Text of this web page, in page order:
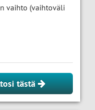
vaihto (vaihtoväli
tästä